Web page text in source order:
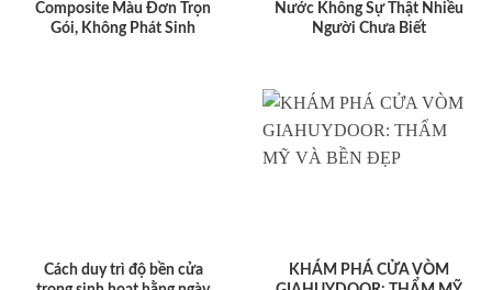
Composite Màu Đơn Trọn
Gói, Không Phát Sinh
Nước Không Sự Thật Nhiều
Người Chưa Biết
Cách duy trì độ bền cửa
KHÁM PHÁ CỬA VÒM